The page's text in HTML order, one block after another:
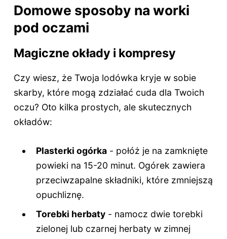
Domowe sposoby na worki
pod oczami
Magiczne okłady i kompresy
Czy wiesz, że Twoja lodówka kryje w sobie
skarby, które mogą zdziałać cuda dla Twoich
oczu? Oto kilka prostych, ale skutecznych
okładów:
Plasterki ogórka - połóż je na zamknięte
powieki na 15-20 minut. Ogórek zawiera
przeciwzapalne składniki, które zmniejszą
opuchliznę.
Torebki herbaty - namocz dwie torebki
zielonej lub czarnej herbaty w zimnej